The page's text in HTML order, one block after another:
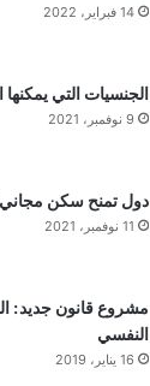
14 فبراير، 2022
الجنسيات التي
9 نوفمبر، 2021
دول تمنح سكن مجاني
11 نوفمبر، 2021
النفسي
16 يناير، 2019